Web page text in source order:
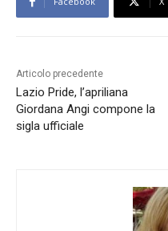
Articolo precedente
Lazio Pride, l’apriliana
Giordana Angi compone la
sigla ufficiale